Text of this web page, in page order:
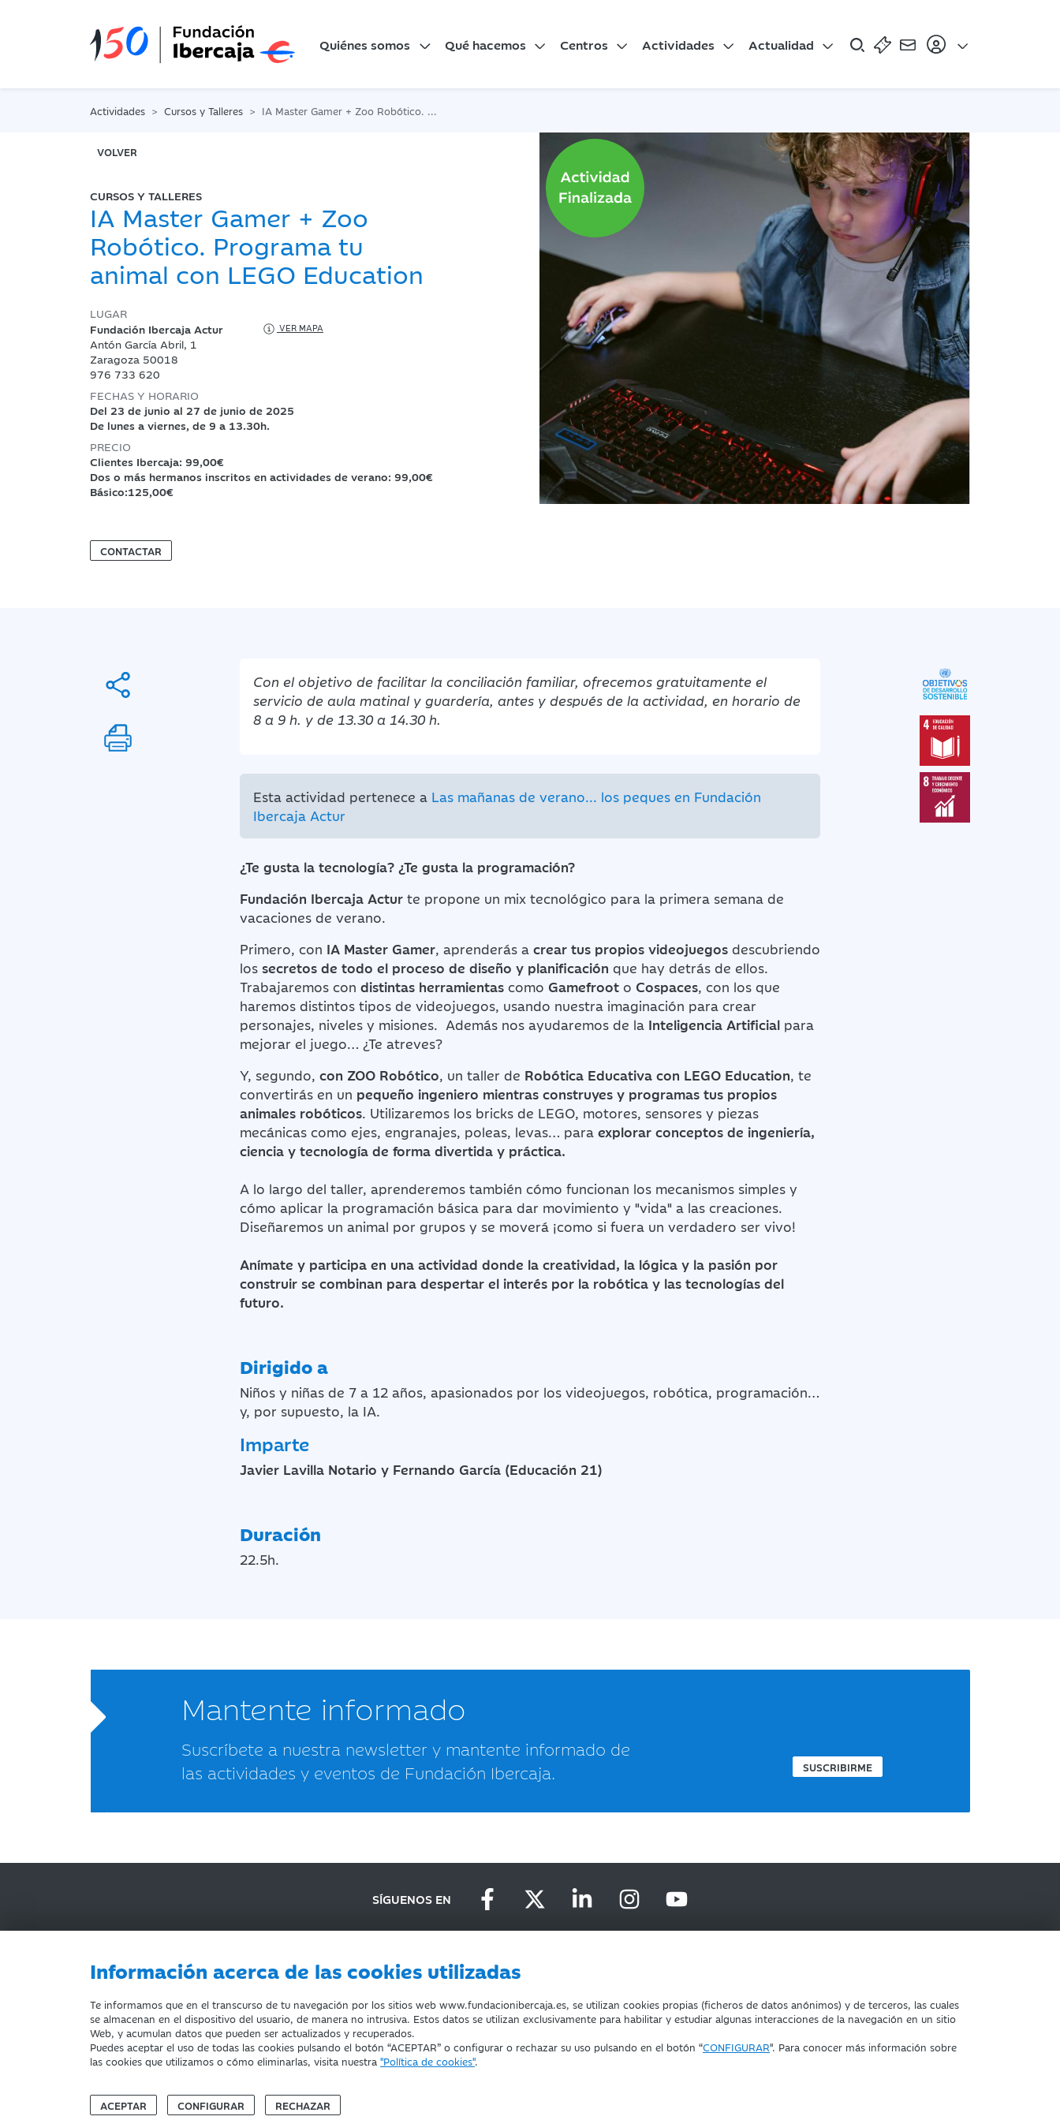
Información acerca de las cookies utilizadas
Te informamos que en el transcurso de tu navegación por los sitios web www.fundacionibercaja.es, se utilizan cookies propias (ficheros de datos anónimos) y de terceros, las cuales
se almacenan en el dispositivo del usuario, de manera no intrusiva. Estos datos se utilizan exclusivamente para habilitar y estudiar algunas interacciones de la navegación en un sitio
Web, y acumulan datos que pueden ser actualizados y recuperados.
Puedes aceptar el uso de todas las cookies pulsando el botón “ACEPTAR” o configurar o rechazar su uso pulsando en el botón “CONFIGURAR". Para conocer más información sobre
las cookies que utilizamos o cómo eliminarlas, visita nuestra "Política de cookies".
ACEPTAR CONFIGURAR RECHAZAR
Quiénes somos Qué hacemos Centros Actividades Actualidad
Actividades Cursos y Talleres IA Master Gamer + Zoo Robótico. Programa tu animal con LEGO Education
VOLVER
CURSOS Y TALLERES
IA Master Gamer + Zoo
Robótico. Programa tu
animal con LEGO Education
LUGAR
Fundación Ibercaja Actur
VER MAPA
Antón García Abril, 1
Zaragoza 50018
976 733 620
FECHAS Y HORARIO
Del 23 de junio al 27 de junio de 2025
De lunes a viernes, de 9 a 13.30h.
PRECIO
Clientes Ibercaja: 99,00€
Dos o más hermanos inscritos en actividades de verano: 99,00€
Básico:125,00€
CONTACTAR
Con el objetivo de facilitar la conciliación familiar, ofrecemos gratuitamente el
servicio de aula matinal y guardería, antes y después de la actividad, en horario de
8 a 9 h. y de 13.30 a 14.30 h.
Esta actividad pertenece a Las mañanas de verano... los peques en Fundación
Ibercaja Actur
¿Te gusta la tecnología? ¿Te gusta la programación?
Fundación Ibercaja Actur te propone un mix tecnológico para la primera semana de
vacaciones de verano.
Primero, con IA Master Gamer, aprenderás a crear tus propios videojuegos descubriendo
los secretos de todo el proceso de diseño y planificación que hay detrás de ellos.
Trabajaremos con distintas herramientas como Gamefroot o Cospaces, con los que
haremos distintos tipos de videojuegos, usando nuestra imaginación para crear
personajes, niveles y misiones. Además nos ayudaremos de la Inteligencia Artificial para
mejorar el juego… ¿Te atreves?
Y, segundo, con ZOO Robótico, un taller de Robótica Educativa con LEGO Education, te
convertirás en un pequeño ingeniero mientras construyes y programas tus propios
animales robóticos. Utilizaremos los bricks de LEGO, motores, sensores y piezas
mecánicas como ejes, engranajes, poleas, levas… para explorar conceptos de ingeniería,
ciencia y tecnología de forma divertida y práctica.
A lo largo del taller, aprenderemos también cómo funcionan los mecanismos simples y
cómo aplicar la programación básica para dar movimiento y "vida" a las creaciones.
Diseñaremos un animal por grupos y se moverá ¡como si fuera un verdadero ser vivo!
Anímate y participa en una actividad donde la creatividad, la lógica y la pasión por
construir se combinan para despertar el interés por la robótica y las tecnologías del
futuro.
Dirigido a
Niños y niñas de 7 a 12 años, apasionados por los videojuegos, robótica, programación…
y, por supuesto, la IA.
Imparte
Javier Lavilla Notario y Fernando García (Educación 21)
Duración
22.5h.
Mantente informado
Suscríbete a nuestra newsletter y mantente informado de
las actividades y eventos de Fundación Ibercaja.
SUSCRIBIRME
SÍGUENOS EN
AVISO LEGAL ACCESIBILIDAD PRIVACIDAD DEVOLUCIONES COOKIES
Fundación Bancaria Ibercaja. C.I.F. G-50000652.
Domicilio social: Joaquín Costa, 13. 50001 Zaragoza.